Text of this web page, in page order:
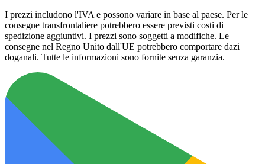
I prezzi includono l'IVA e possono variare in base al paese. Per le
consegne transfrontaliere potrebbero essere previsti costi di
spedizione aggiuntivi. I prezzi sono soggetti a modifiche. Le
consegne nel Regno Unito dall'UE potrebbero comportare dazi
doganali. Tutte le informazioni sono fornite senza garanzia.